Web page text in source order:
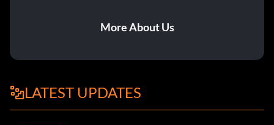
More About Us
LATEST UPDATES